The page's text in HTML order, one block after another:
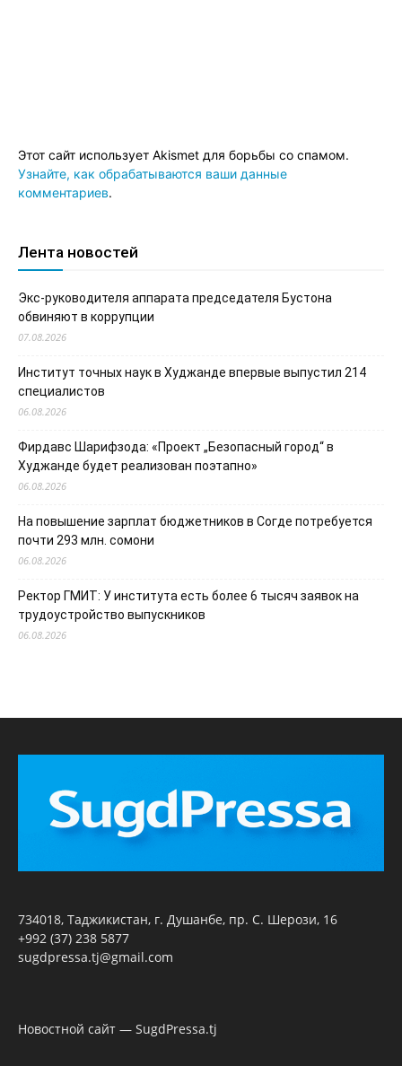
Этот сайт использует Akismet для борьбы со спамом.
Узнайте, как обрабатываются ваши данные
комментариев.
Лента новостей
Экс-руководителя аппарата председателя Бустона
обвиняют в коррупции
07.08.2026
Институт точных наук в Худжанде впервые выпустил 214
специалистов
06.08.2026
Фирдавс Шарифзода: «Проект „Безопасный город“ в
Худжанде будет реализован поэтапно»
06.08.2026
На повышение зарплат бюджетников в Согде потребуется
почти 293 млн. сомони
06.08.2026
Ректор ГМИТ: У института есть более 6 тысяч заявок на
трудоустройство выпускников
06.08.2026
734018, Таджикистан, г. Душанбе, пр. С. Шерози, 16
+992 (37) 238 5877
sugdpressa.tj@gmail.com
Новостной сайт — SugdPressa.tj